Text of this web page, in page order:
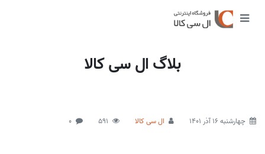
بلاگ ال سی کالا
چهارشنبه 16 آذر 1401 ال سی کالا 591
0